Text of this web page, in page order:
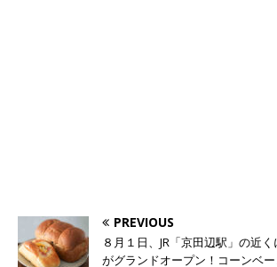
PREVIOUS
８月１日、JR「京田辺駅」の近く
がグランドオープン！コーンベ